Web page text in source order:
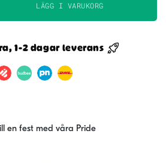
LÄGG I VARUKORG
1-2 dagar leverans
en fest med våra Pride